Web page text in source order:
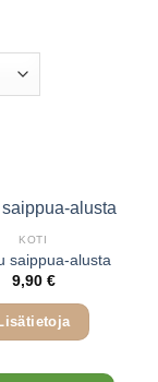
KOTI
saippua-alusta
9,90 €